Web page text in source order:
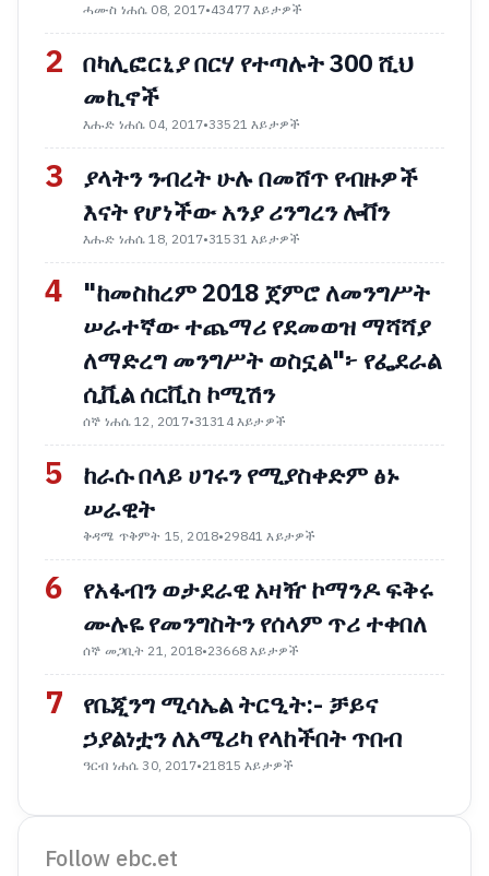
ሓሙስ ነሐሴ 08, 2017•43477 እይታዎች
2 በካሊፎርኒያ በርሃ የተጣሉት 300 ሺህ
መኪኖች
እሑድ ነሐሴ 04, 2017•33521 እይታዎች
3
ያላትን ንብረት ሁሉ በመሸጥ የብዙዎች
እናት የሆነችው አንያ ሪንግረን ሎቨን
እሑድ ነሐሴ 18, 2017•31531 እይታዎች
4
"ከመስከረም 2018 ጀምሮ ለመንግሥት
ሠራተኛው ተጨማሪ የደመወዝ ማሻሻያ
ለማድረግ መንግሥት ወስኗል"፦ የፌደራል
ሲቪል ሰርቪስ ኮሚሽን
ሰኞ ነሐሴ 12, 2017•31314 እይታዎች
5
ከራሱ በላይ ሀገሩን የሚያስቀድም ፅኑ
ሠራዊት
ቅዳሜ ጥቅምት 15, 2018•29841 እይታዎች
6
የአፋብን ወታደራዊ አዛዥ ኮማንዶ ፍቅሩ
ሙሉዬ የመንግስትን የሰላም ጥሪ ተቀበለ
ሰኞ መጋቢት 21, 2018•23668 እይታዎች
7
የቤጂንግ ሚሳኤል ትርዒት:- ቻይና
ኃያልነቷን ለአሜሪካ የላከችበት ጥበብ
ዓርብ ነሐሴ 30, 2017•21815 እይታዎች
Follow ebc.et